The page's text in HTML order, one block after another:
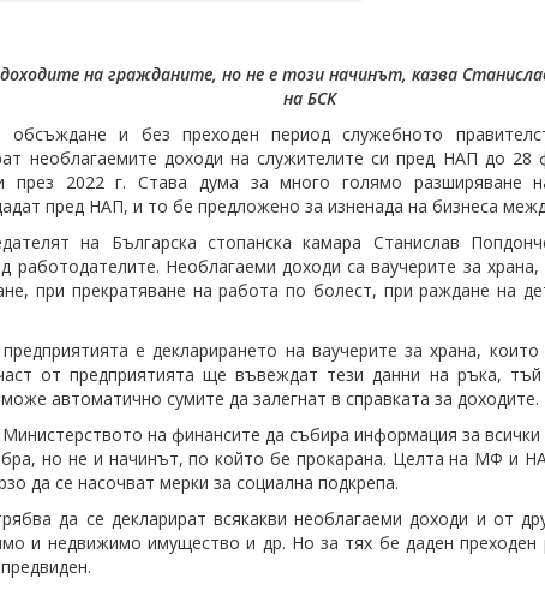
на гражданите, но не е този начинът, казва
на БСК
обсъждане и без преходен период служебното
необлагаемите доходи на служителите си пред НАП до
през 2022 г. Става дума за много голямо разширяване
пред НАП, и то бе предложено за изненада на бизнеса
на Българска стопанска камара Станислав
работодателите. Необлагаеми доходи са ваучерите за
при прекратяване на работа по болест, при раждане на
е декларирането на ваучерите за храна,
от предприятията ще въвеждат тези данни на ръка,
автоматично сумите да залегнат в справката за доходите.
на финансите да събира информация за
но не и начинът, по който бе прокарана. Целта на МФ и
да се насочват мерки за социална подкрепа.
да се декларират всякакви необлагаеми доходи и от
и недвижимо имущество и др. Но за тях бе даден преходен